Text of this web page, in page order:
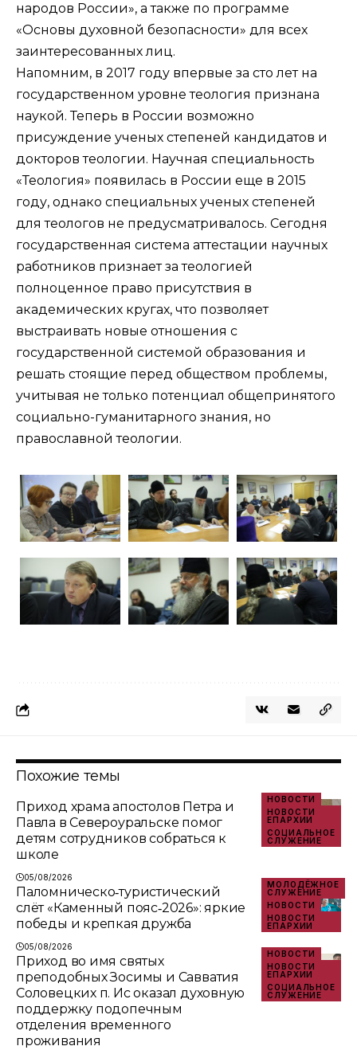
народов России», а также по программе
«Основы духовной безопасности» для всех
заинтересованных лиц.
Напомним, в 2017 году впервые за сто лет на
государственном уровне теология признана
наукой. Теперь в России возможно
присуждение ученых степеней кандидатов и
докторов теологии. Научная специальность
«Теология» появилась в России еще в 2015
году, однако специальных ученых степеней
для теологов не предусматривалось. Сегодня
государственная система аттестации научных
работников признает за теологией
полноценное право присутствия в
академических кругах, что позволяет
выстраивать новые отношения с
государственной системой образования и
решать стоящие перед обществом проблемы,
учитывая не только потенциал общепринятого
социально-гуманитарного знания, но
православной теологии.
Похожие темы
НОВОСТИ
НОВОСТИ
ЕПАРХИИ
СОЦИАЛЬНОЕ
СЛУЖЕНИЕ
Приход храма апостолов Петра и
Павла в Североуральске помог
детям сотрудников собраться к
школе
05/08/2026
МОЛОДЁЖНОЕ
СЛУЖЕНИЕ
НОВОСТИ
НОВОСТИ
ЕПАРХИИ
Паломническо‑туристический
слёт «Каменный пояс‑2026»: яркие
победы и крепкая дружба
05/08/2026
НОВОСТИ
НОВОСТИ
ЕПАРХИИ
СОЦИАЛЬНОЕ
СЛУЖЕНИЕ
Приход во имя святых
преподобных Зосимы и Савватия
Соловецких п. Ис оказал духовную
поддержку подопечным
отделения временного
проживания